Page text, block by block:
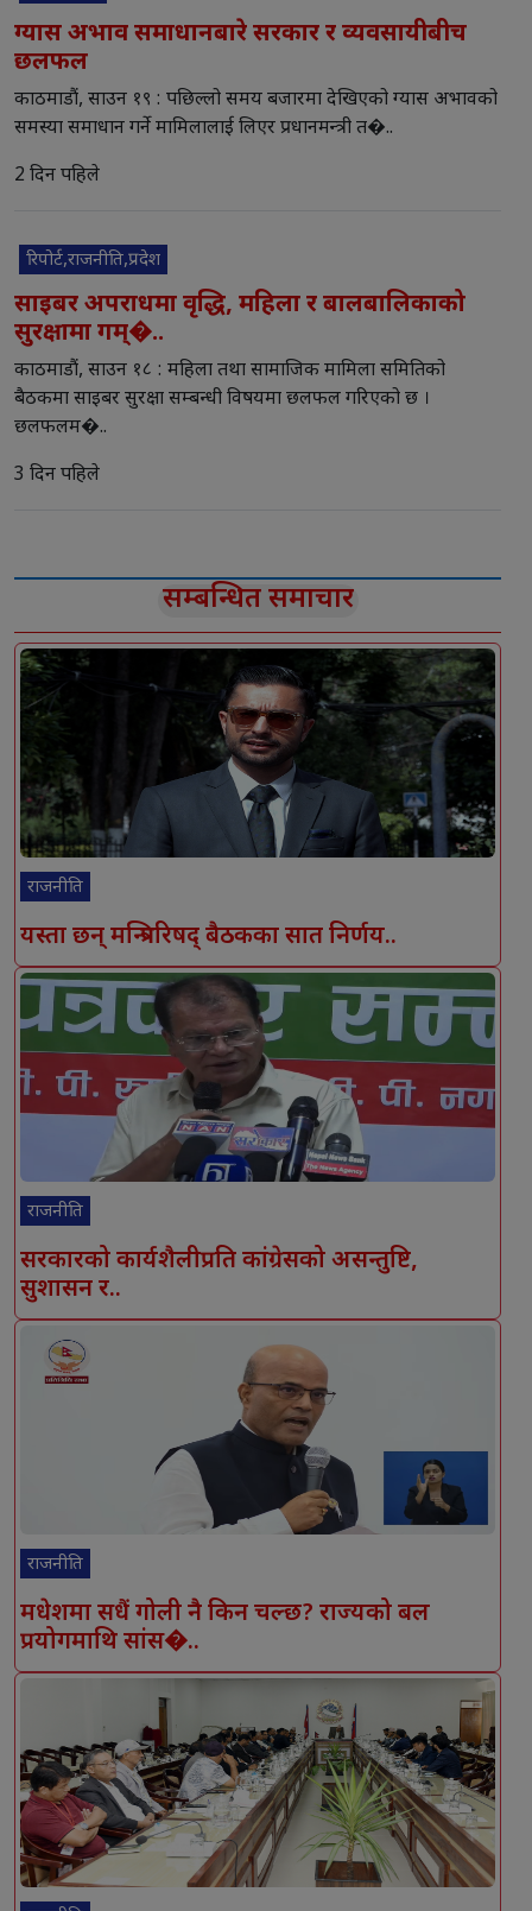
ग्यास अभाव समाधानबारे सरकार र व्यवसायीबीच
छलफल
काठमाडौं, साउन १९ : पछिल्लो समय बजारमा देखिएको ग्यास अभावको
समस्या समाधान गर्ने मामिलालाई लिएर प्रधानमन्त्री त�..
2 दिन पहिले
रिपोर्ट,राजनीति,प्रदेश
साइबर अपराधमा वृद्धि, महिला र बालबालिकाको
सुरक्षामा गम्�..
काठमाडौं, साउन १८ : महिला तथा सामाजिक मामिला समितिको
बैठकमा साइबर सुरक्षा सम्बन्धी विषयमा छलफल गरिएको छ ।
छलफलम�..
3 दिन पहिले
सम्बन्धित समाचार
राजनीति
यस्ता छन् मन्त्रिपरिषद् बैठकका सात निर्णय..
राजनीति
सरकारको कार्यशैलीप्रति कांग्रेसको असन्तुष्टि,
सुशासन र..
राजनीति
मधेशमा सधैं गोली नै किन चल्छ? राज्यको बल
प्रयोगमाथि सांस�..